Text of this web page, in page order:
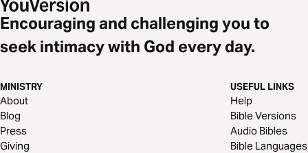
Encouraging and challenging you to
seek intimacy with God every day.
MINISTRY
About
Blog
Press
Giving
USEFUL LINKS
Help
Bible Versions
Audio Bibles
Bible Languages